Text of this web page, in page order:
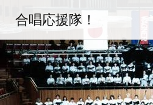
ン
ツ
へ
ス
合唱応援隊！